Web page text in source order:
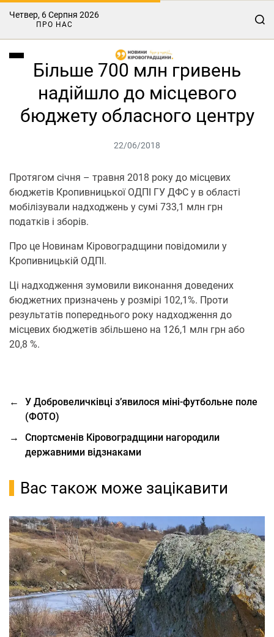
Четвер, 6 Серпня 2026
ПРО НАС
Більше 700 млн гривень
надійшло до місцевого
бюджету обласного центру
22/06/2018
Протягом січня – травня 2018 року до місцевих
бюджетів Кропивницької ОДПІ ГУ ДФС у в області
мобілізували надходжень у сумі 733,1 млн грн
податків і зборів.
Про це Новинам Кіровоградщини повідомили у
Кропивницькій ОДПІ.
Ці надходження зумовили виконання доведених
бюджетних призначень у розмірі 102,1%. Проти
результатів попереднього року надходження до
місцевих бюджетів збільшено на 126,1 млн грн або
20,8 %.
←
У Добровеличківці з’явилося міні-футбольне поле
(ФОТО)
→
Спортсменів Кіровоградщини нагородили
державними відзнаками
Вас також може зацікавити